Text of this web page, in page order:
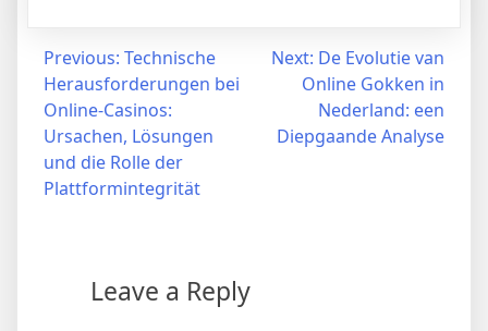
Post
navigation
Previous: Technische
Herausforderungen bei
Online-Casinos:
Ursachen, Lösungen
und die Rolle der
Plattformintegrität
Next: De Evolutie van
Online Gokken in
Nederland: een
Diepgaande Analyse
Leave a Reply